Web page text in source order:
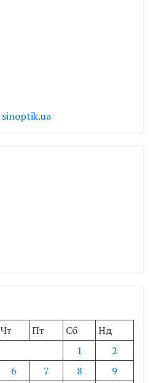
sinoptik.ua
Чт Пт Сб
Нд
1
2
6 7 8
9